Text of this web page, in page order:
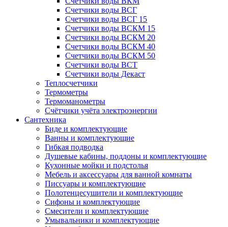
Счетчики воды ВСГ
Счетчики воды ВСГ 15
Счетчики воды ВСКМ 15
Счетчики воды ВСКМ 20
Счетчики воды ВСКМ 40
Счетчики воды ВСКМ 50
Счетчики воды ВСТ
Счетчики воды Декаст
Теплосчетчики
Термометры
Термоманометры
Счётчики учёта электроэнергии
Сантехника
Биде и комплектующие
Ванны и комплектующие
Гибкая подводка
Душевые кабины, поддоны и комплектующие
Кухонные мойки и подстолья
Мебель и аксессуары для ванной комнаты
Писсуары и комплектующие
Полотенцесушители и комплектующие
Сифоны и комплектующие
Смесители и комплектующие
Умывальники и комплектующие